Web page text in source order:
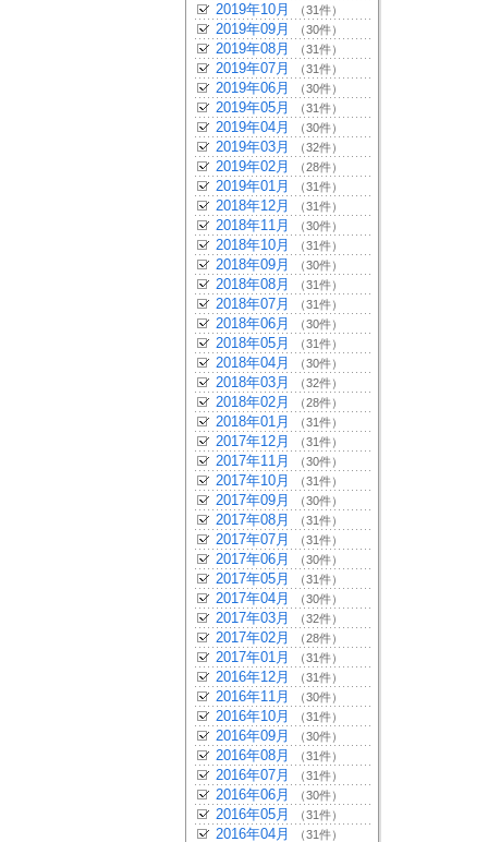
2019年10月 （31件）
2019年09月 （30件）
2019年08月 （31件）
2019年07月 （31件）
2019年06月 （30件）
2019年05月 （31件）
2019年04月 （30件）
2019年03月 （32件）
2019年02月 （28件）
2019年01月 （31件）
2018年12月 （31件）
2018年11月 （30件）
2018年10月 （31件）
2018年09月 （30件）
2018年08月 （31件）
2018年07月 （31件）
2018年06月 （30件）
2018年05月 （31件）
2018年04月 （30件）
2018年03月 （32件）
2018年02月 （28件）
2018年01月 （31件）
2017年12月 （31件）
2017年11月 （30件）
2017年10月 （31件）
2017年09月 （30件）
2017年08月 （31件）
2017年07月 （31件）
2017年06月 （30件）
2017年05月 （31件）
2017年04月 （30件）
2017年03月 （32件）
2017年02月 （28件）
2017年01月 （31件）
2016年12月 （31件）
2016年11月 （30件）
2016年10月 （31件）
2016年09月 （30件）
2016年08月 （31件）
2016年07月 （31件）
2016年06月 （30件）
2016年05月 （31件）
2016年04月 （31件）